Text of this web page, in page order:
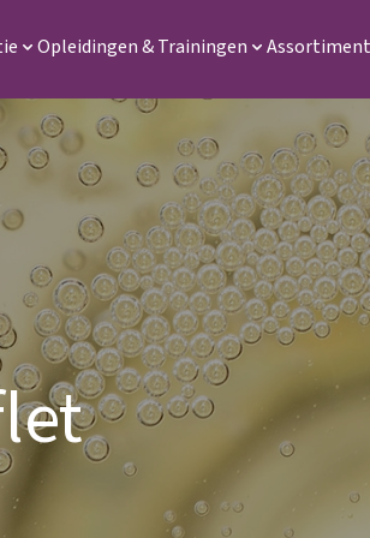
Opleidingen & Trainingen Assortiment